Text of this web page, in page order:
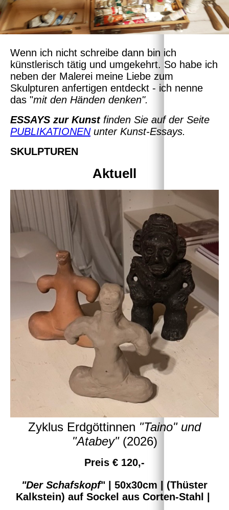
Wenn ich nicht schreibe dann bin ich
künstlerisch tätig und umgekehrt. So habe ich
neben der Malerei meine Liebe zum
Skulpturen anfertigen entdeckt - ich nenne
das "mit den Händen denken".
ESSAYS zur Kunstfinden Sie auf der Seite
PUBLIKATIONENunter Kunst-Essays.
SKULPTUREN
Aktuell
Zyklus Erdgöttinnen "Taino" und
"Atabey" (2026)
Preis € 120,-
"Der Schafskopf" | 50x30cm | (Thüster
Kalkstein) auf Sockel aus Corten-Stahl |